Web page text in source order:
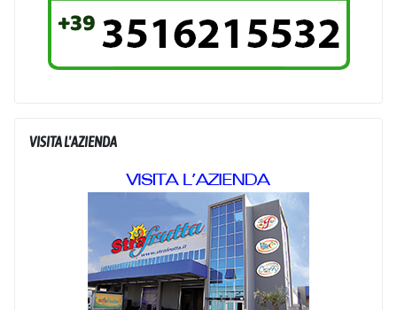
VISITA L'AZIENDA